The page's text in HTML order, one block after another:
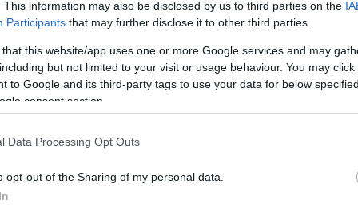
This information may also be disclosed by us to third parties on the
Participants that may further disclose it to other third parties.
that this website/app uses one or more Google services and may
but not limited to your visit or usage behaviour. You may
to Google and its third-party tags to use your data for below
consent section.
Data Processing Opt Outs
opt-out of the Sharing of my personal data.
jogszabályok értelmében felhasználói tartalomnak minősülnek, értük aszolgáltatás technikaiüzemeltetője semmilyen
forduljon a blog szerkesztőjéhez. Részletek a Felhasználási feltételekben és az adatvédelmi tájékoztatóban.
ennek az egésznek a katonai alkalmazásai a
tercier.